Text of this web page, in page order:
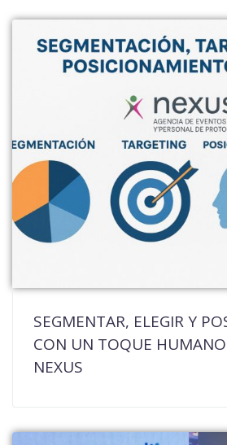
SEGMENTAR, ELEGIR Y
CON UN TOQUE
NEXUS